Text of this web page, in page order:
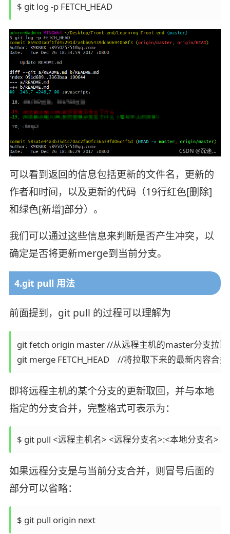
$ git log -p FETCH_HEAD
可以看到返回的信息包括更新的文件名，更新的
作者和时间，以及更新的代码（19行红色[删除]
和绿色[新增]部分）。
我们可以通过这些信息来判断是否产生冲突，以
确定是否将更新merge到当前分支。
4.git pull 用法
前面提到，git pull 的过程可以理解为
git fetch origin master //从远程主机的master分支拉
git merge FETCH_HEAD    //将拉取下来的最新内容合
即将远程主机的某个分支的更新取回，并与本地
指定的分支合并，完整格式可表示为：
$ git pull <远程主机名> <远程分支名>:<本地分支名>
如果远程分支是与当前分支合并，则冒号后面的
部分可以省略：
$ git pull origin next